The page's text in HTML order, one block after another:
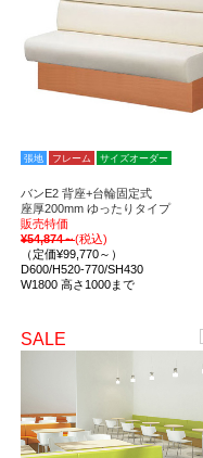
張地 フレーム サイズオーダー
バンE2 背座+台輪固定式
座厚200mm ゆったりタイプ
販売特価
¥54,874～(税込)
（定価¥99,770～）
D600/H520-770/SH430
W1800 高さ1000まで
SALE